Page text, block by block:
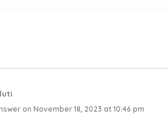
on November 18, 2023 at 10:46 pm